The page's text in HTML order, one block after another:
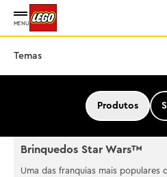
MENU
Temas
Produtos
Brinquedos Star Wars™
Uma das franquias mais